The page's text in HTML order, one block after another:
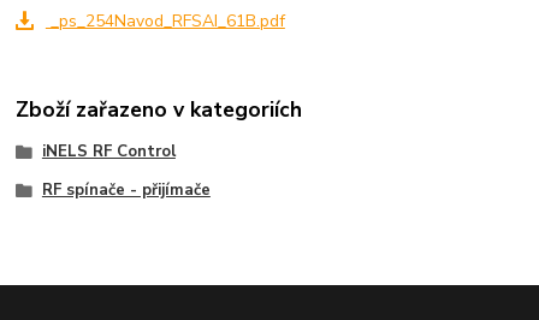
_ps_254Navod_RFSAI_61B.pdf
Zboží zařazeno v kategoriích
iNELS RF Control
RF spínače - přijímače